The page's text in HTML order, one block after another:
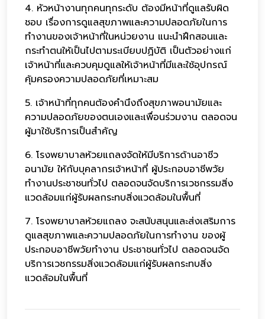
4. หัวหน้างานทุกคนทุกระดับ ต้องมีหน้าที่ดูแลรับผิด
ชอบ เรื่องการดูแลสุขภาพและความปลอดภัยในการ
ทำงานของเจ้าหน้าที่ในหน่วยงาน แนะนำฝึกสอนและ
กระทำตนให้เป็นไปตามระเบียบปฏิบัติ เป็นตัวอย่างแก่
เจ้าหน้าที่และควบคุมดูแลให้เจ้าหน้าที่มีและใช้อุปกรณ์
คุ้มครองความปลอดภัยที่เหมาะสม
5. เจ้าหน้าที่ทุกคนต้องคำนึงถึงสุขภาพอนามัยและ
ความปลอดภัยของตนเองและเพื่อนร่วมงาน ตลอดจน
ผู้มาใช้บริการเป็นสำคัญ
6. โรงพยาบาลห้วยแถลงจัดให้มีบริการด้านอาชีว
อนามัย ให้กับบุคลากรเจ้าหน้าที่ ผู้ประกอบอาชีพวัย
ทำงานประชาชนทั่วไป ตลอดจนจัดบริการเวชกรรมสิ่ง
แวดล้อมแก่ผู้รับผลกระทบสิ่งแวดล้อมในพื้นที่
7. โรงพยาบาลห้วยแถลง จะสนับสนุนและส่งเสริมการ
ดูแลสุขภาพและความปลอดภัยในการทำงาน ของผู้
ประกอบอาชีพวัยทำงาน ประชาชนทั่วไป ตลอดจนจัด
บริการเวชกรรมสิ่งแวดล้อมแก่ผู้รับผลกระทบสิ่ง
แวดล้อมในพื้นที่